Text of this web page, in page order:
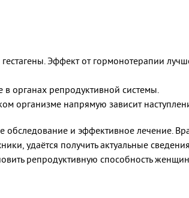
Эффект от гормонотерапии
органах репродуктивной системы.
организме напрямую зависит
и эффективное лечение.
удаётся получить актуальные
репродуктивную способность